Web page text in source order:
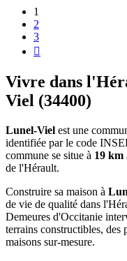
1
2
3

Vivre dans
Viel (34400)
Lunel-Viel est une
identifiée par le code
commune se situe à 19 km
de l'Hérault.
Construire sa maison à
de vie de qualité dans
Demeures d'Occitanie
terrains constructibles, des
maisons sur-mesure.